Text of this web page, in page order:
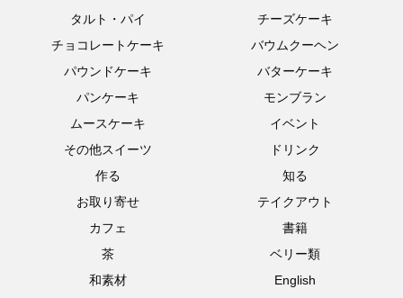
タルト・パイ
チーズケーキ
チョコレートケーキ
バウムクーヘン
パウンドケーキ
バターケーキ
パンケーキ
モンブラン
ムースケーキ
イベント
その他スイーツ
ドリンク
作る
知る
お取り寄せ
テイクアウト
カフェ
書籍
茶
ベリー類
和素材
English